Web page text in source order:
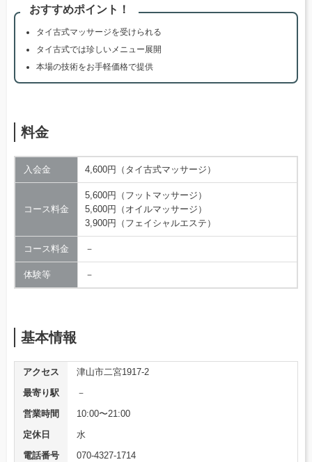
おすすめポイント！
タイ古式マッサージを受けられる
タイ古式では珍しいメニュー展開
本場の技術をお手軽価格で提供
料金
入会金 4,600円（タイ古式マッサージ）
コース料金
5,600円（​フットマッサージ）
5,600円（オイルマッサージ）
3,900円（​フェイシャルエステ）
コース料金 －
体験等 －
基本情報
アクセス
津山市二宮1917‐2
最寄り駅
－
営業時間
10:00〜21:00
定休日
水
電話番号
070-4327-1714